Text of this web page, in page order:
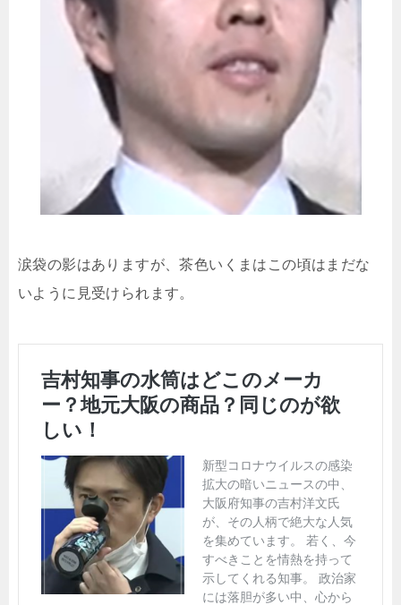
涙袋の影はありますが、茶色いくまはこの頃はまだな
いように見受けられます。